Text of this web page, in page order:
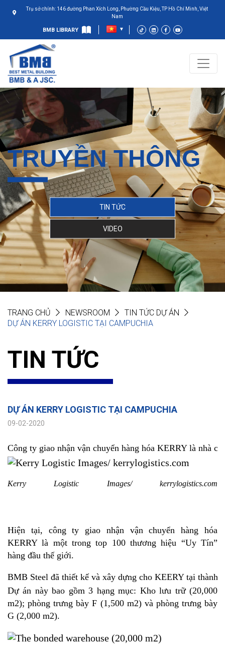
Trụ sở chính: 146 đường Phan Xích Long, Phường Cầu Kiệu, TP Hồ Chí Minh, Việt
Nam
BMB LIBRARY
TRUYỀN THÔNG
TIN TỨC
VIDEO
TRANG CHỦ NEWSROOM
TIN TỨC DỰ ÁN
DỰ ÁN KERRY LOGISTIC TẠI CAMPUCHIA
TIN TỨC
DỰ ÁN KERRY LOGISTIC TẠI CAMPUCHIA
09-02-2020
Công ty giao nhận vận chuyển hàng hóa KERRY là nhà
Kerry Logistic Images/ kerrylogistics.com
Hiện tại, công ty giao nhận vận chuyển hàng hóa
KERRY là một trong top 100 thương hiệu “Uy Tín”
hàng đầu thế giới.
BMB Steel đã thiết kế và xây dựng cho KEERY tại thành
Dự án này bao gồm 3 hạng mục: Kho lưu trữ (20,000
m2); phòng trưng bày F (1,500 m2) và phòng trưng bày
G (2,000 m2).